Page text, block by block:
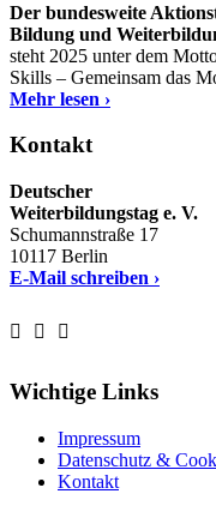
Der bundesweite
Bildung und
steht 2025 unter dem
Skills – Gemeinsam das
Mehr lesen ›
Kontakt
Deutscher
Weiterbildungstag e. V.
Schumannstraße 17
10117 Berlin
E-Mail schreiben ›
Wichtige Links
Impressum
Datenschutz &
Kontakt